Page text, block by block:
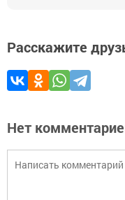
Расскажите
Нет